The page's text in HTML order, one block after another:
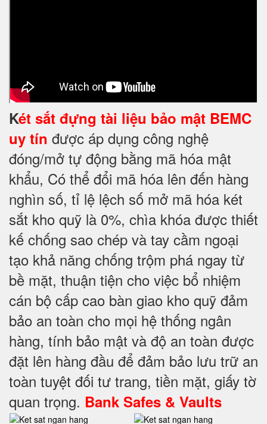
Két sắt đựng tài liệu bảo mật BEMC
uy tín được áp dụng công nghệ
đóng/mở tự động bằng mã hóa mật
khẩu, Có thể đổi mã hóa lên đến hàng
nghìn số, tỉ lệ lệch số mở mã hóa két
sắt kho quỹ là 0%, chìa khóa được thiết
kế chống sao chép và tay cầm ngoại
tạo khả năng chống trộm phá ngay từ
bề mặt, thuận tiện cho việc bổ nhiệm
cán bộ cấp cao bàn giao kho quỹ đảm
bảo an toàn cho mọi hệ thống ngân
hàng, tính bảo mật và độ an toàn được
đặt lên hàng đầu để đảm bảo lưu trữ an
toàn tuyệt đối tư trang, tiền mặt, giấy tờ
quan trọng. Bank Safes & Vaults